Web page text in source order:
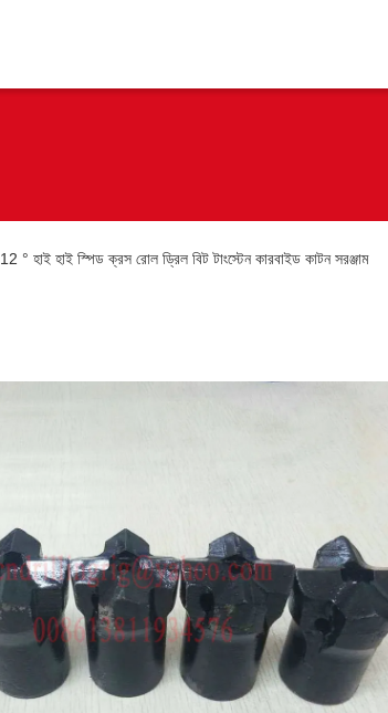
12 ° হাই হাই স্পিড ক্রস রোল ড্রিল বিট টাংস্টেন কারবাইড কাটন সরঞ্জাম